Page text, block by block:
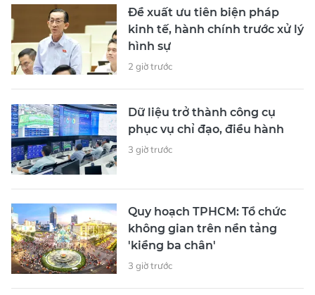
Đề xuất ưu tiên biện pháp
kinh tế, hành chính trước xử lý
hình sự
2 giờ trước
Dữ liệu trở thành công cụ
phục vụ chỉ đạo, điều hành
3 giờ trước
Quy hoạch TPHCM: Tổ chức
không gian trên nền tảng
'kiềng ba chân'
3 giờ trước